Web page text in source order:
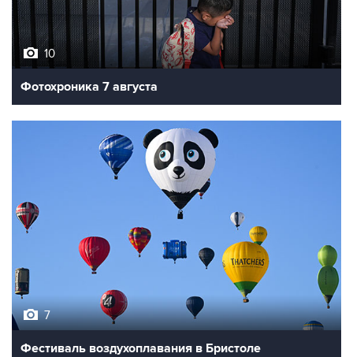
10
Фотохроника 7 августа
7
Фестиваль воздухоплавания в Бристоле